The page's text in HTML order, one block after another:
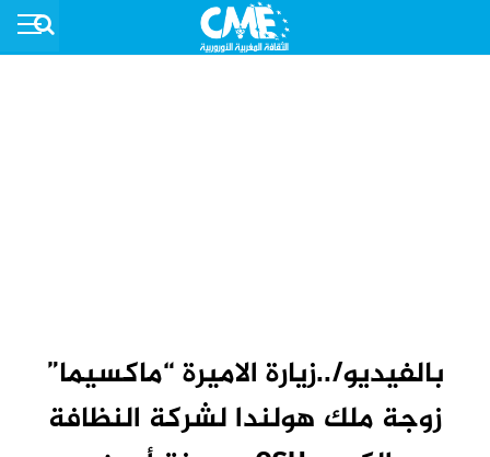
بالفيديو/..زيارة الاميرة “ماكسيما”
زوجة ملك هولندا لشركة النظافة